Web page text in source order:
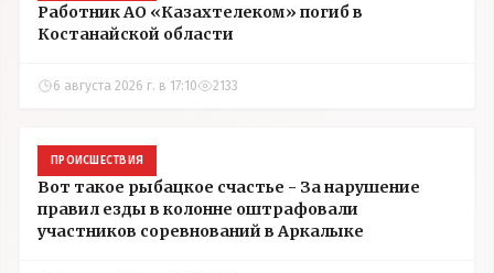
Работник АО «Казахтелеком» погиб в
Костанайской области
6 августа 2026 г. в 17:10 2133
ПРОИСШЕСТВИЯ
Вот такое рыбацкое счастье - За нарушение
правил езды в колонне оштрафовали
участников соревнований в Аркалыке